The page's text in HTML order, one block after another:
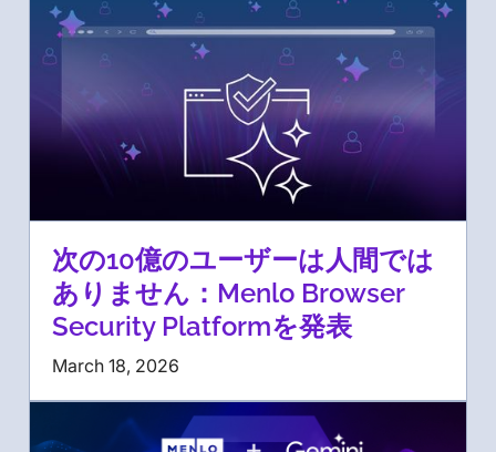
次の10億のユーザーは人間では
ありません：Menlo Browser
Security Platformを発表
March 18, 2026